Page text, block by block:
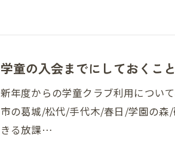
学童の入会までにしておくこ
新年度からの学童クラブ利用につい
市の葛城/松代/手代木/春日/学園の森
きる放課…